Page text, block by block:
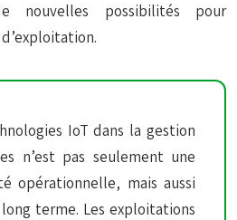
nouvelles possibilités pour
IoT dans la gestion
n’est pas seulement une
opérationnelle, mais aussi
terme. Les exploitations